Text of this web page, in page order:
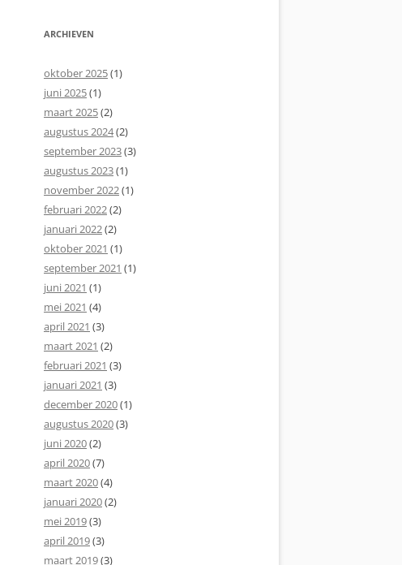
ARCHIEVEN
oktober 2025(1)
juni 2025(1)
maart 2025(2)
augustus 2024(2)
september 2023(3)
augustus 2023(1)
november 2022(1)
februari 2022(2)
januari 2022(2)
oktober 2021 (1)
september 2021 (1)
juni 2021 (1)
mei 2021 (4)
april 2021 (3)
maart 2021 (2)
februari 2021 (3)
januari 2021 (3)
december 2020(1)
augustus 2020(3)
juni 2020(2)
april 2020(7)
maart 2020(4)
januari 2020(2)
mei 2019(3)
april 2019(3)
maart 2019(3)